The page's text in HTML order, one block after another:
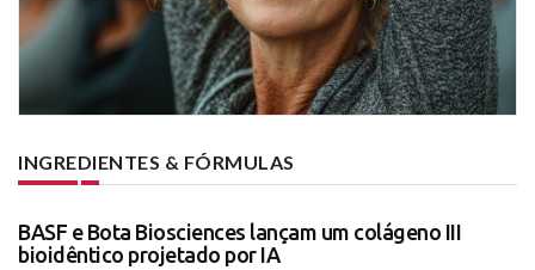
INGREDIENTES & FÓRMULAS
BASF e Bota Biosciences lançam um colágeno III
bioidêntico projetado por IA